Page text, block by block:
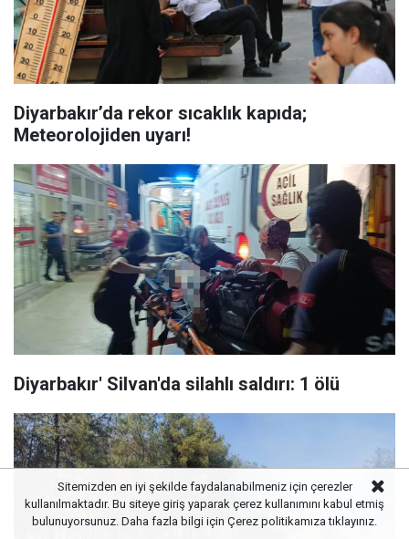
Diyarbakır’da rekor sıcaklık kapıda;
Meteorolojiden uyarı!
Diyarbakır' Silvan'da silahlı saldırı: 1 ölü
Sitemizden en iyi şekilde faydalanabilmeniz için çerezler
kullanılmaktadır. Bu siteye giriş yaparak çerez kullanımını kabul etmiş
bulunuyorsunuz. Daha fazla bilgi için Çerez politikamızatıklayınız.